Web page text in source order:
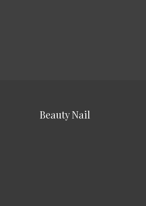
Beauty Nail